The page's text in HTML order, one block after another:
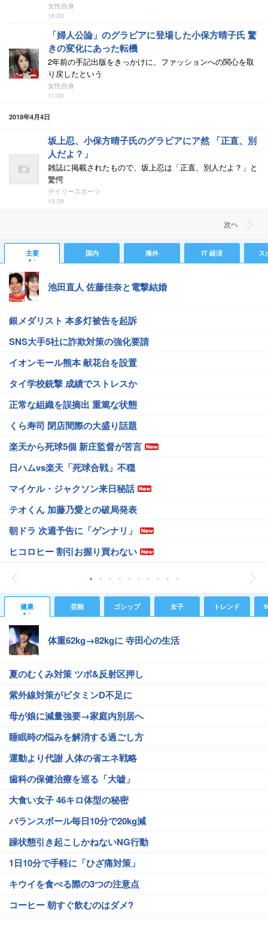
女性自身
16:00
「婦人公論」のグラビアに登場した小保方晴子氏 驚
きの変化にあった転機
2年前の手記出版をきっかけに、ファッションへの関心を取
り戻したという
女性自身
11:00
2018年4月4日
坂上忍、小保方晴子氏のグラビアにア然 「正直、別
人だよ？」
雑誌に掲載されたもので、坂上忍は「正直、別人だよ？」と
驚愕
デイリースポーツ
13:39
次ヘ
主要 国内 海外 IT 経済 ス
池田直人 佐藤佳奈と電撃結婚
銀メダリスト 本多灯被告を起訴
SNS大手5社に詐欺対策の強化要請
イオンモール熊本 献花台を設置
タイ学校銃撃 成績でストレスか
正常な組織を誤摘出 重篤な状態
くら寿司 閉店間際の大盛り話題
楽天から死球5個 新庄監督が苦言
日ハムvs楽天「死球合戦」不穏
マイケル・ジャクソン来日秘話
テオくん 加藤乃愛との破局発表
朝ドラ 次週予告に「ゲンナリ」
ヒコロヒー 割引お握り買わない
健康 芸能 ゴシップ 女子 トレンド
体重62kg→82kgに 寺田心の生活
夏のむくみ対策 ツボ&反射区押し
紫外線対策がビタミンD不足に
母が娘に減量強要→家庭内別居へ
睡眠時の悩みを解消する過ごし方
運動より代謝 人体の省エネ戦略
歯科の保健治療を巡る「大嘘」
大食い女子 46キロ体型の秘密
バランスボール毎日10分で20kg減
躁状態引き起こしかねないNG行動
1日10分で手軽に「ひざ痛対策」
キウイを食べる際の3つの注意点
コーヒー 朝すぐ飲むのはダメ?